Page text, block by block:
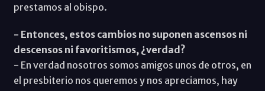
prestamos al obispo.
- Entonces, estos cambios no suponen ascensos ni
descensos ni favoritismos, ¿verdad?
- En verdad nosotros somos amigos unos de otros, en
el presbiterio nos queremos y nos apreciamos, hay